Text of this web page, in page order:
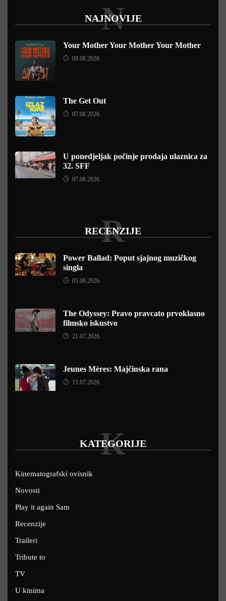
NAJNOVIJE
N
Your Mother Your Mother Your Mother
08.08.2026.
The Get Out
07.08.2026.
U ponedjeljak počinje prodaja ulaznica za
32. SFF
07.08.2026.
RECENZIJE
R
Power Ballad: Poput sjajnog muzičkog
singla
05.08.2026.
The Odyssey: Pravo pravcato prvoklasno
filmsko iskustvo
21.07.2026.
Jeunes Mères: Majčinska rana
15.07.2026.
KATEGORIJE
K
Kinematografski ovisnik
Novosti
Play it again Sam
Recenzije
Traileri
Tribute to
TV
U kinima